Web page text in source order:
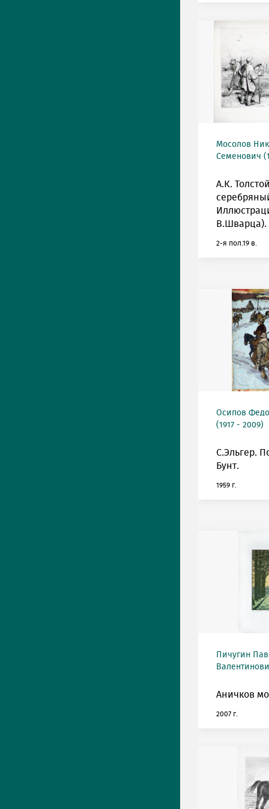
Мосолов
Семенович
А.К.
В.Шварца).
2-я пол.19 в.
Осипов
(1917 - 2009)
С.Эльгер.
Бунт.
1959 г.
Пичугин
Аничков
2007 г.